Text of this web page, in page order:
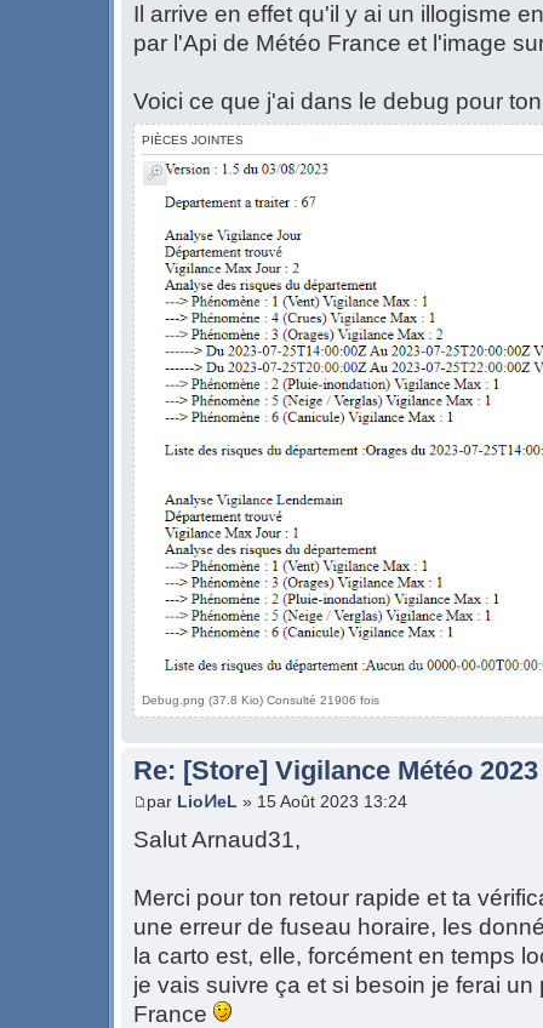
Il arrive en effet qu'il y ai un illogisme
par l'Api de Météo France et l'image
Voici ce que j'ai dans le debug pour
PIÈCES JOINTES
Debug.png (37.8 Kio) Consulté 21906 fois
Re: [Store] Vigilance Météo 2023
par LioͶeL » 15 Août 2023 13:24
Salut Arnaud31,
Merci pour ton retour rapide et ta
une erreur de fuseau horaire, les
la carto est, elle, forcément en temps
je vais suivre ça et si besoin je ferai
France